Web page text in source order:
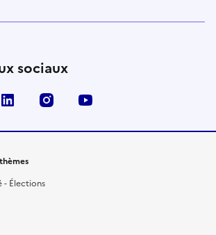
sociaux
LinkedIn Instagram
- Élections